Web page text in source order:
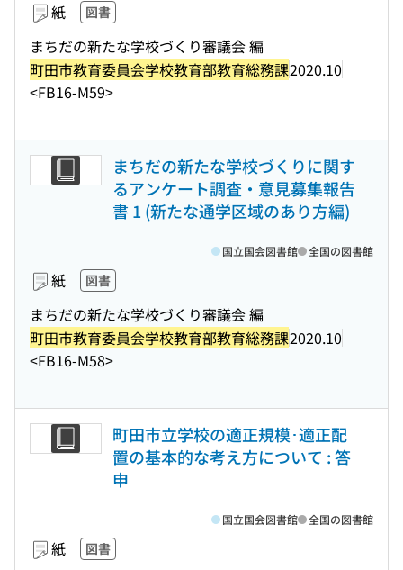
紙 図書
まちだの新たな学校づくり審議会 編
町田市教育委員会学校教育部教育総務課2020.10
<FB16-M59>
まちだの新たな学校づくりに関す
るアンケート調査・意見募集報告
書 1 (新たな通学区域のあり方編)
紙 図書
まちだの新たな学校づくり審議会 編
町田市教育委員会学校教育部教育総務課2020.10
<FB16-M58>
国立国会図書館 全国の図書館
町田市立学校の適正規模･適正配
置の基本的な考え方について : 答
申
紙 図書
国立国会図書館 全国の図書館